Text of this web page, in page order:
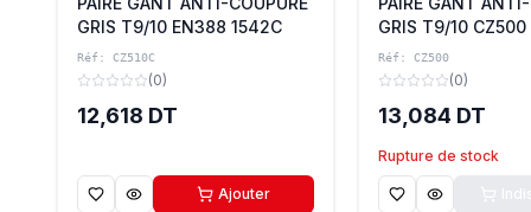
GRIS T9/10 EN388 1542C
CUT C CZ510C BEYBI
Réf: CZ510C
(0)
12,618 DT
Ajouter
GRIS T9/10 CZ500
Réf: CZ500
(0)
13,084 DT
Rupture de stock